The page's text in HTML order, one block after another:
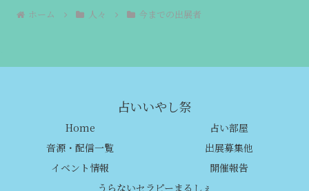
ホーム 人々 今までの出展者
占いいやし祭
Home
占い部屋
音源・配信一覧
出展募集他
イベント情報
開催報告
うらないセラピーまるしぇ